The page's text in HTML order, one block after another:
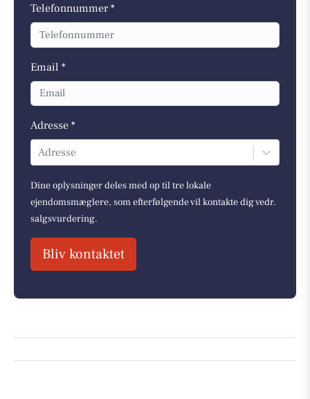
Telefonnummer *
Email *
Adresse *
Adresse
Dine oplysninger deles med op til tre lokale
ejendomsmæglere, som efterfølgende vil kontakte dig vedr.
salgsvurdering.
Bliv kontaktet